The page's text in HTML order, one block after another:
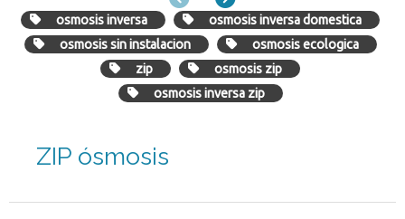
osmosis inversa
osmosis inversa domestica
osmosis sin instalacion
osmosis ecologica
zip
osmosis zip
osmosis inversa zip
ZIP ósmosis